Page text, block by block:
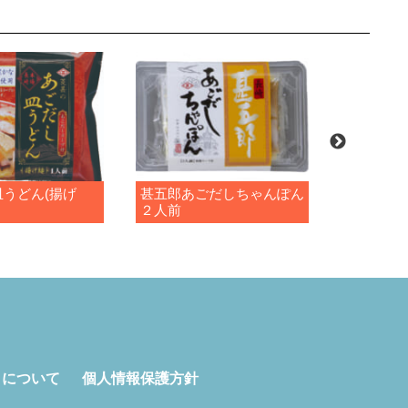
うどん(揚げ
甚五郎あごだしちゃんぽん
２人前
ついて 個人情報保護方針